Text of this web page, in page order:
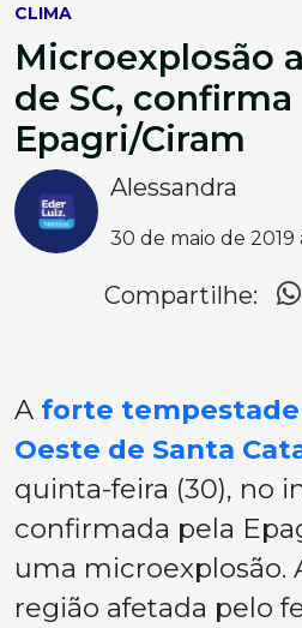
CLIMA
Microexplosão
de SC, confirma
Epagri/Ciram
Alessandra
30 de maio de 2019
Compartilhe:
A forte
Oeste de Santa
quinta-feira (30), no
confirmada pela
uma microexplosão.
região afetada pelo